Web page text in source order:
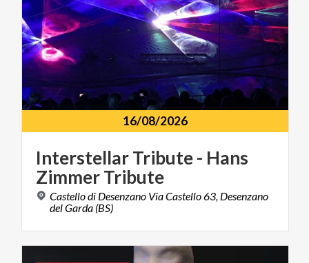
16/08/2026
InterstellarTribute- Hans
ZimmerTribute
Castello di Desenzano Via Castello 63, Desenzano
del Garda (BS)